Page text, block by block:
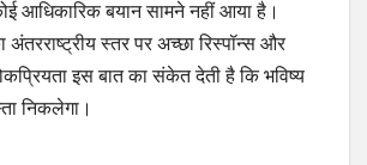
आधिकारिक बयान सामने नहीं आया है।
अंतरराष्ट्रीय स्तर पर अच्छा रिस्पॉन्स और
इस बात का संकेत देती है कि भविष्य
निकलेगा।